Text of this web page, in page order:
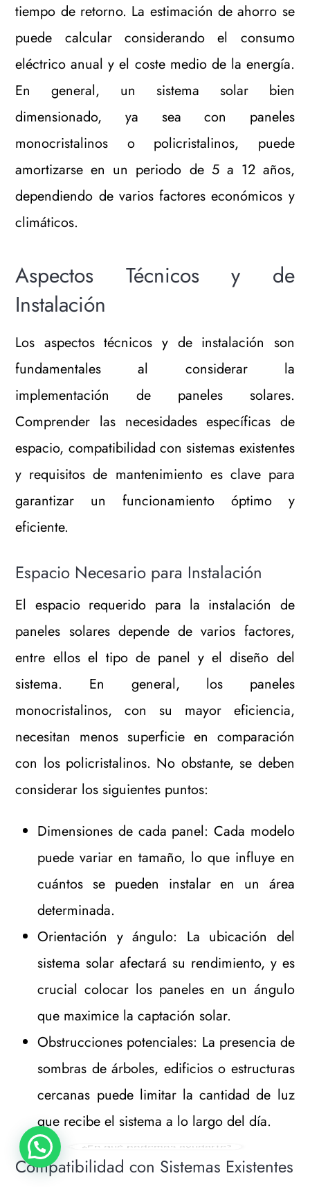
tiempo de retorno. La estimación de ahorro se
puede calcular considerando el consumo
eléctrico anual y el coste medio de la energía.
En general, un sistema solar bien
dimensionado, ya sea con paneles
monocristalinos o policristalinos, puede
amortizarse en un periodo de 5 a 12 años,
dependiendo de varios factores económicos y
climáticos.
Aspectos Técnicos y de
Instalación
Los aspectos técnicos y de instalación son
fundamentales al considerar la
implementación de paneles solares.
Comprender las necesidades específicas de
espacio, compatibilidad con sistemas existentes
y requisitos de mantenimiento es clave para
garantizar un funcionamiento óptimo y
eficiente.
Espacio Necesario para Instalación
El espacio requerido para la instalación de
paneles solares depende de varios factores,
entre ellos el tipo de panel y el diseño del
sistema. En general, los paneles
monocristalinos, con su mayor eficiencia,
necesitan menos superficie en comparación
con los policristalinos. No obstante, se deben
considerar los siguientes puntos:
Dimensiones de cada panel: Cada modelo
puede variar en tamaño, lo que influye en
cuántos se pueden instalar en un área
determinada.
Orientación y ángulo: La ubicación del
sistema solar afectará su rendimiento, y es
crucial colocar los paneles en un ángulo
que maximice la captación solar.
Obstrucciones potenciales: La presencia de
sombras de árboles, edificios o estructuras
cercanas puede limitar la cantidad de luz
que recibe el sistema a lo largo del día.
Compatibilidad con Sistemas Existentes
¿En qué podemos ayudarte?